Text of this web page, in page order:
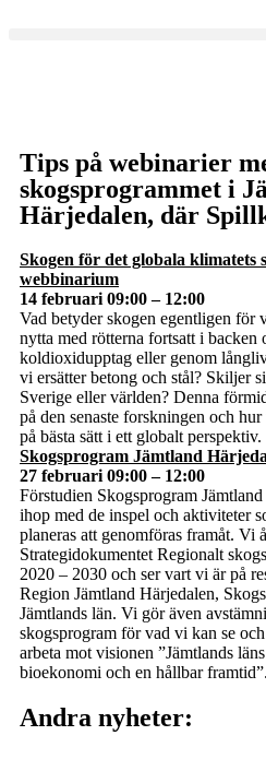
Tips på webinarier
skogsprogrammet i
Härjedalen, där
Skogen för det globala klimatets
webbinarium
14 februari 09:00 – 12:00
Vad betyder skogen egentligen för
nytta med rötterna fortsatt i backen
koldioxidupptag eller genom
vi ersätter betong och stål? Skiljer
Sverige eller världen? Denna
på den senaste forskningen och
på bästa sätt i ett globalt perspektiv.
Skogsprogram Jämtland
27 februari 09:00 – 12:00
Förstudien Skogsprogram
ihop med de inspel och aktiviteter
planeras att genomföras framåt. Vi
Strategidokumentet Regionalt
2020 – 2030 och ser vart vi är på
Region Jämtland Härjedalen,
Jämtlands län. Vi gör även
skogsprogram för vad vi kan se
arbeta mot visionen ”Jämtlands
bioekonomi och en hållbar framtid”.
Andra nyheter: